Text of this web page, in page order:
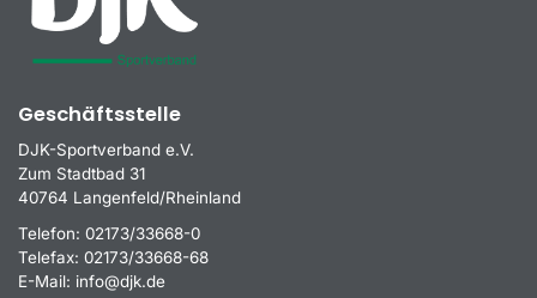
Geschäftsstelle
DJK-Sportverband e.V.
Zum Stadtbad 31
40764 Langenfeld/Rheinland
Telefon: 02173/33668-0
Telefax: 02173/33668-68
E-Mail: info@djk.de